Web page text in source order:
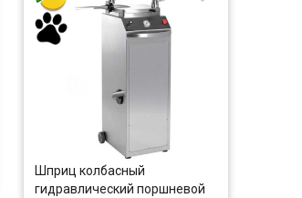
Шприц колбасный
гидравлический поршневой